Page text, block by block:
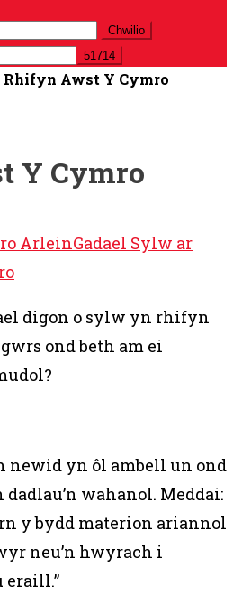
Rhifyn Awst Y Cymro
Y Cymro
ArleinGadael Sylw ar
digon o sylw yn rhifyn
ond beth am ei
newid yn ôl ambell un ond
wahanol. Meddai:
y bydd materion ariannol
neu’n hwyrach i
eraill.”